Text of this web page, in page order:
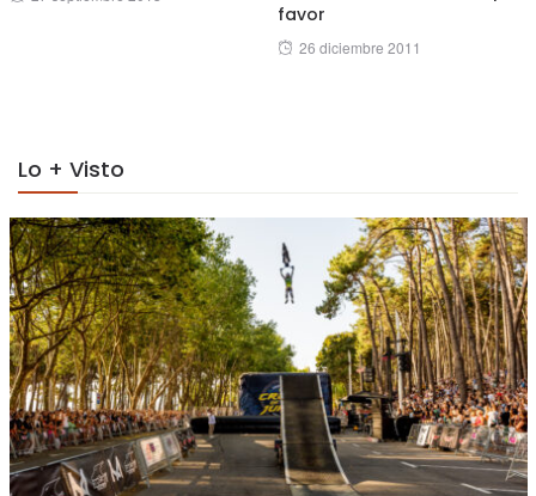
favor
Posted
26 diciembre 2011
Lo + Visto